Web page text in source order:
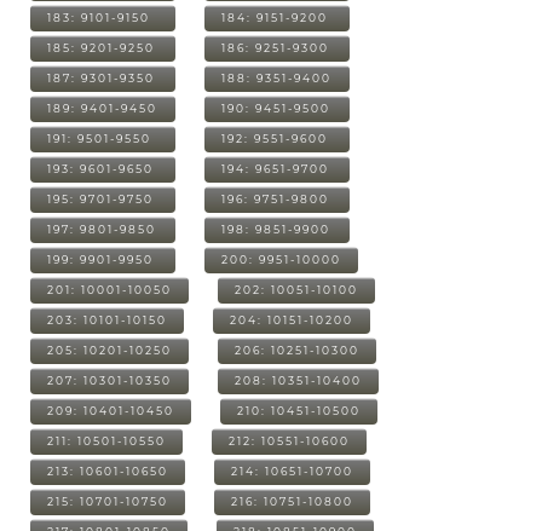
183: 9101-9150 184: 9151-9200
185: 9201-9250 186: 9251-9300
187: 9301-9350 188: 9351-9400
189: 9401-9450 190: 9451-9500
191: 9501-9550 192: 9551-9600
193: 9601-9650 194: 9651-9700
195: 9701-9750 196: 9751-9800
197: 9801-9850 198: 9851-9900
199: 9901-9950 200: 9951-10000
201: 10001-10050 202: 10051-10100
203: 10101-10150 204: 10151-10200
205: 10201-10250 206: 10251-10300
207: 10301-10350 208: 10351-10400
209: 10401-10450 210: 10451-10500
211: 10501-10550 212: 10551-10600
213: 10601-10650 214: 10651-10700
215: 10701-10750 216: 10751-10800